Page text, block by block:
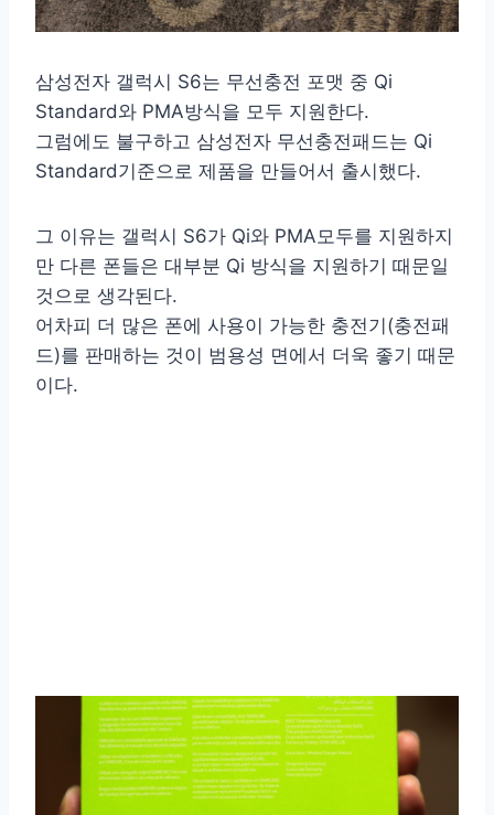
삼성전자 갤럭시 S6는 무선충전 포맷 중 Qi
Standard와 PMA방식을 모두 지원한다.
그럼에도 불구하고 삼성전자 무선충전패드는 Qi
Standard기준으로 제품을 만들어서 출시했다.
그 이유는 갤럭시 S6가 Qi와 PMA모두를 지원하지
만 다른 폰들은 대부분 Qi 방식을 지원하기 때문일
것으로 생각된다.
어차피 더 많은 폰에 사용이 가능한 충전기(충전패
드)를 판매하는 것이 범용성 면에서 더욱 좋기 때문
이다.